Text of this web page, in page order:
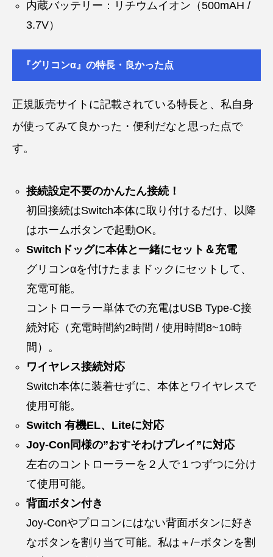
内蔵バッテリー：リチウムイオン（500mAH /
3.7V）
『グリコンα』の特長・良かった点
正規販売サイトに記載されている特長と、私自身
が使ってみて良かった・便利だなと思った点で
す。
接続設定不要のかんたん接続！
初回接続はSwitch本体に取り付けるだけ、以降
はホームボタンで起動OK。
Switchドッグに本体と一緒にセット＆充電
グリコンαを付けたままドックにセットして、
充電可能。
コントローラー単体での充電はUSB Type-C接
続対応（充電時間約2時間 / 使用時間8~10時
間）。
ワイヤレス接続対応
Switch本体に装着せずに、本体とワイヤレスで
使用可能。
Switch 有機EL、Liteに対応
Joy-Con同様の”おすそわけプレイ”に対応
左右のコントローラーを２人で１つずつに分け
て使用可能。
背面ボタン付き
Joy-Conやプロコンにはない背面ボタンに好き
なボタンを割り当て可能。私は＋/−ボタンを割